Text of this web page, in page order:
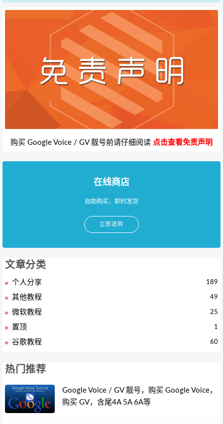
购买 Google Voice / GV 靓号前请仔细阅读 点击查看免责声明
在线商店
自助购买，即时发货
立即选购
文章分类
个人分享 189
其他教程 49
微软教程 25
置顶 1
谷歌教程 60
热门推荐
Google Voice / GV 靓号，购买 Google Voice，
购买 GV，含尾4A 5A 6A等